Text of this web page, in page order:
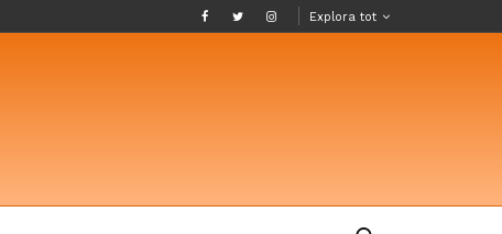
Explora tot